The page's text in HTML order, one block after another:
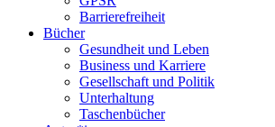
Barrierefreiheit
Bücher
Gesundheit und Leben
Business und Karriere
Gesellschaft und Politik
Unterhaltung
Taschenbücher